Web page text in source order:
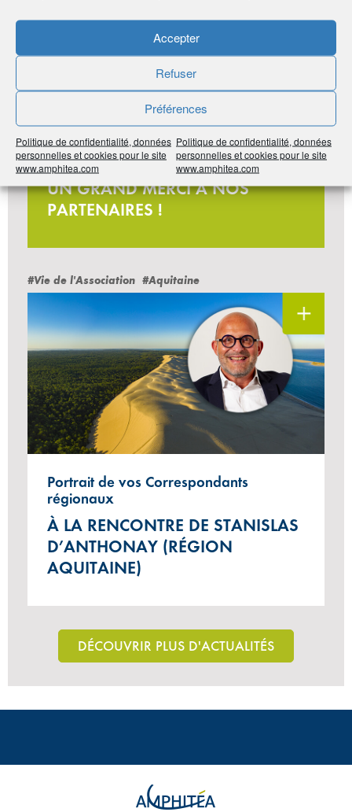
Accepter
Refuser
Préférences
Politique de confidentialité, données
personnelles et cookies pour le site
www.amphitea.com
Politique de confidentialité, données
personnelles et cookies pour le site
www.amphitea.com
Jeu-concours
UN GRAND MERCI À NOS
PARTENAIRES !
#Vie de l'Association #Aquitaine
Portrait de vos Correspondants
régionaux
À LA RENCONTRE DE STANISLAS
D’ANTHONAY (RÉGION
AQUITAINE)
DÉCOUVRIR PLUS D'ACTUALITÉS